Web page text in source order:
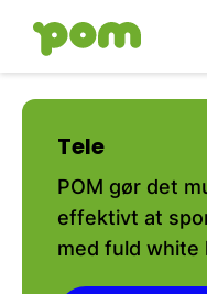
Ga naar Home
Tele
POM gør det
effektivt at
med fuld white